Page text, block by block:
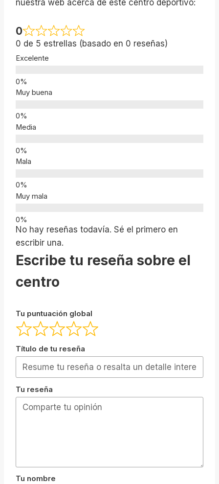
nuestra web acerca de este centro deportivo:
0
0 de 5 estrellas (basado en 0 reseñas)
Excelente
Muy buena
Media
Mala
Muy mala
No hay reseñas todavía. Sé el primero en
escribir una.
Escribe tu reseña sobre el
centro
Tu puntuación global
Título de tu reseña
Tu reseña
Tu nombre